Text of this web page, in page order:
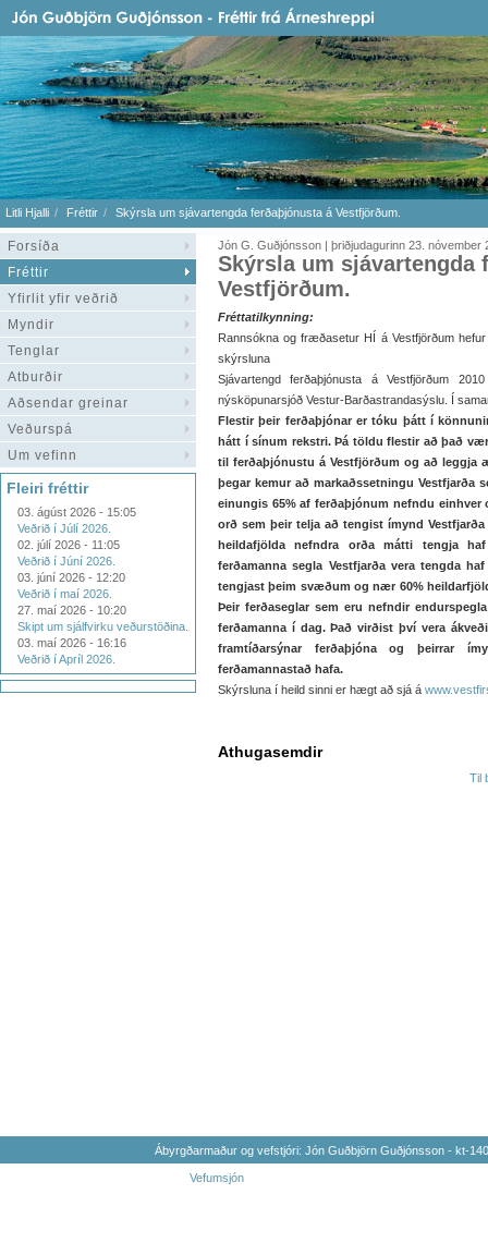
Litli Hjalli Fréttir Skýrsla um sjávartengda ferðaþjónusta á Vestfjörðum.
Forsíða
Fréttir
Yfirlit yfir veðrið
Myndir
Tenglar
Atburðir
Aðsendar greinar
Veðurspá
Um vefinn
Fleiri fréttir
03. ágúst 2026 - 15:05
Veðrið í Júlí 2026.
02. júlí 2026 - 11:05
Veðrið í Júní 2026.
03. júní 2026 - 12:20
Veðrið í maí 2026.
27. maí 2026 - 10:20
Skipt um sjálfvirku veðurstöðina.
03. maí 2026 - 16:16
Veðrið í Apríl 2026.
Jón G. Guðjónsson | þriðjudagurinn 23. nóvember
Skýrsla um sjávartengda
Vestfjörðum.
Fréttatilkynning:
Rannsókna og fræðasetur HÍ á Vestfjörðum hefur
skýrsluna
Sjávartengd ferðaþjónusta á Vestfjörðum
nýsköpunarsjóð Vestur-Barðastrandasýslu. Í
Flestir þeir ferðaþjónar er tóku þátt í
hátt í sínum rekstri. Þá töldu flestir að það
til ferðaþjónustu á Vestfjörðum og að leggja
þegar kemur að markaðssetningu Vestfjarða
einungis 65% af ferðaþjónum nefndu
orð sem þeir telja að tengist ímynd
heildafjölda nefndra orða mátti tengja
ferðamanna segla Vestfjarða vera tengda
tengjast þeim svæðum og nær 60%
Þeir ferðaseglar sem eru nefndir
ferðamanna í dag. Það virðist því vera
framtíðarsýnar ferðaþjóna og þeirrar
ferðamannastað hafa.
Skýrsluna í heild sinni er hægt að sjá á
Athugasemdir
Til
Ábyrgðarmaður og vefstjóri: Jón Guðbjörn Guðjónsson - kt-
Vefumsjón